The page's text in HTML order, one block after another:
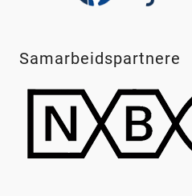
Samarbeidspartnere